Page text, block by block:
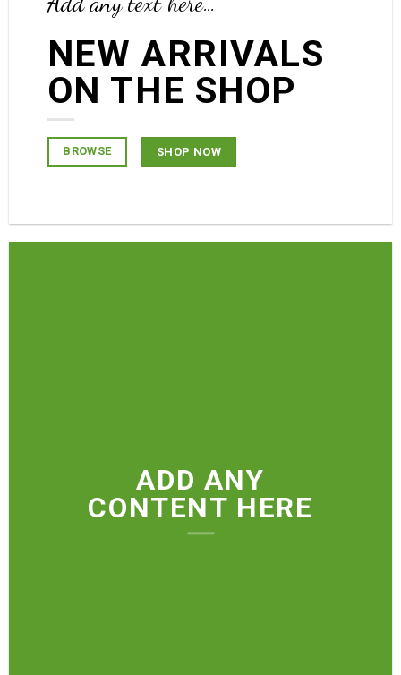
NEW ARRIVALS
ON THE SHOP
BROWSE SHOP NOW
ADD ANY
CONTENT HERE